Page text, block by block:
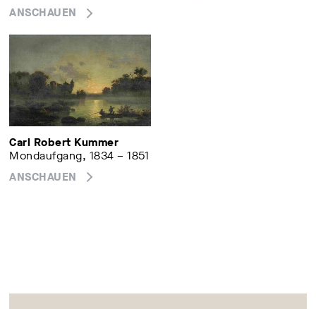
ANSCHAUEN
Carl Robert Kummer
Mondaufgang, 1834 – 1851
ANSCHAUEN